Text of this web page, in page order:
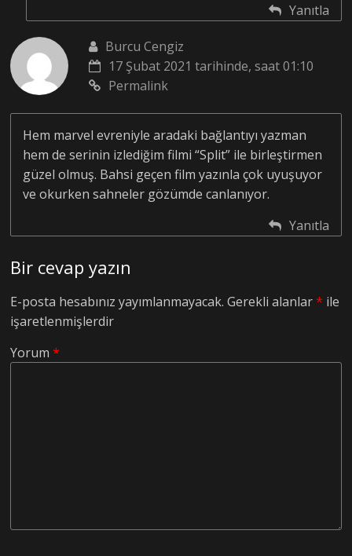
Yanıtla
Burcu Cengiz
17 Şubat 2021 tarihinde, saat 01:10
Permalink
Hem marvel evreniyle aradaki bağlantıyı yazman
hem de serinin izlediğim filmi “Split” ile birleştirmen
güzel olmuş. Bahsi geçen film yazınla çok uyuşuyor
ve okurken sahneler gözümde canlanıyor.
Yanıtla
Bir cevap yazın
E-posta hesabınız yayımlanmayacak. Gerekli alanlar* ile
işaretlenmişlerdir
Yorum*